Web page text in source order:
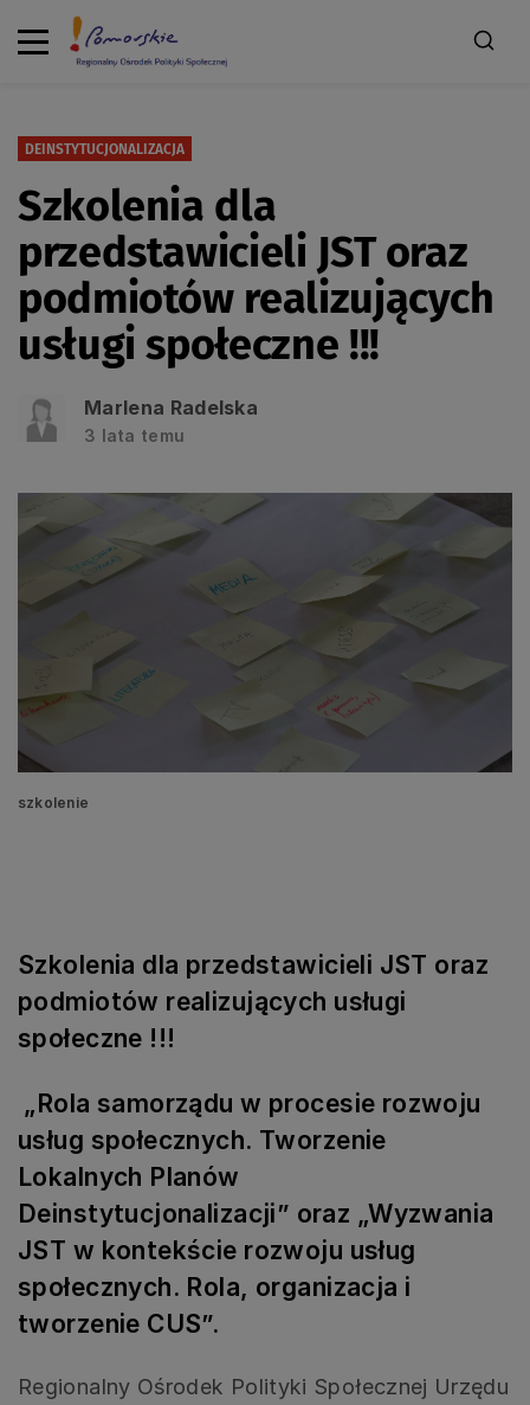
DEINSTYTUCJONALIZACJA
Szkolenia dla
przedstawicieli JST oraz
podmiotów realizujących
usługi społeczne !!!
Marlena Radelska
3 lata temu
szkolenie
Szkolenia dla przedstawicieli JST oraz
podmiotów realizujących usługi
społeczne !!!
„Rola samorządu w procesie rozwoju
usług społecznych. Tworzenie
Lokalnych Planów
Deinstytucjonalizacji” oraz „Wyzwania
JST w kontekście rozwoju usług
społecznych. Rola, organizacja i
tworzenie CUS”.
Regionalny Ośrodek Polityki Społecznej Urzędu